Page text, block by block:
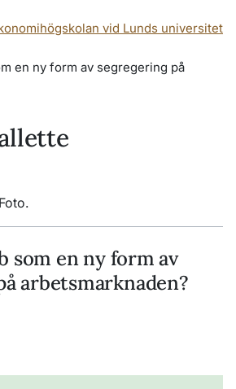
vid Lunds universitet
en ny form av segregering på
som en ny form av
arbetsmarknaden?